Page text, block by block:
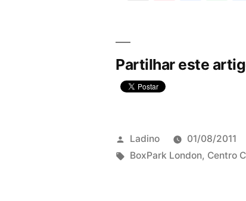
Partilhar este
Publicado
por
Ladino 01/08/2011
Etiquetas:
BoxPark London, Centro